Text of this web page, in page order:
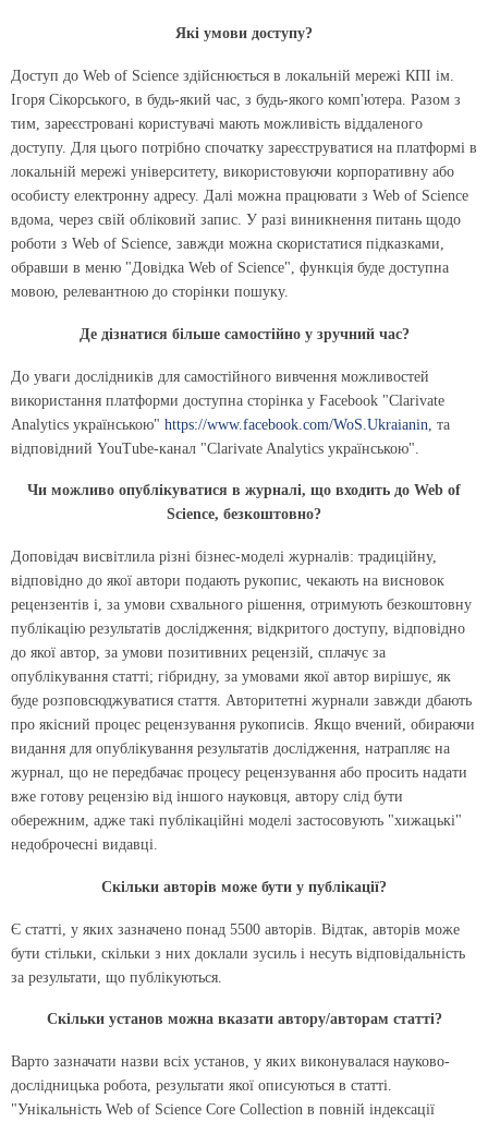
Які умови доступу?
Доступ до Web of Science здійснюється в локальній мережі КПІ ім.
Ігоря Сікорського, в будь-який час, з будь-якого комп'ютера. Разом з
тим, зареєстровані користувачі мають можливість віддаленого
доступу. Для цього потрібно спочатку зареєструватися на платформі в
локальній мережі університету, використовуючи корпоративну або
особисту електронну адресу. Далі можна працювати з Web of Science
вдома, через свій обліковий запис. У разі виникнення питань щодо
роботи з Web of Science, завжди можна скористатися підказками,
обравши в меню "Довідка Web of Science", функція буде доступна
мовою, релевантною до сторінки пошуку.
Де дізнатися більше самостійно у зручний час?
До уваги дослідників для самостійного вивчення можливостей
використання платформи доступна сторінка у Facebook "Clarivate
Analytics українською" https://www.facebook.com/WoS.Ukraianin та
відповідний YouTube-канал "Clarivate Analytics українською".
Чи можливо опублікуватися в журналі, що входить до Web of
Science, безкоштовно?
Доповідач висвітлила різні бізнес-моделі журналів: традиційну,
відповідно до якої автори подають рукопис, чекають на висновок
рецензентів і, за умови схвального рішення, отримують безкоштовну
публікацію результатів дослідження; відкритого доступу, відповідно
до якої автор, за умови позитивних рецензій, сплачує за
опублікування статті; гібридну, за умовами якої автор вирішує, як
буде розповсюджуватися стаття. Авторитетні журнали завжди дбають
про якісний процес рецензування рукописів. Якщо вчений, обираючи
видання для опублікування результатів дослідження, натрапляє на
журнал, що не передбачає процесу рецензування або просить надати
вже готову рецензію від іншого науковця, автору слід бути
обережним, адже такі публікаційні моделі застосовують "хижацькі"
недоброчесні видавці.
Скільки авторів може бути у публікації?
Є статті, у яких зазначено понад 5500 авторів. Відтак, авторів може
бути стільки, скільки з них доклали зусиль і несуть відповідальність
за результати, що публікуються.
Скільки установ можна вказати автору/авторам статті?
Варто зазначати назви всіх установ, у яких виконувалася науково-
дослідницька робота, результати якої описуються в статті.
"Унікальність Web of Science Core Collection в повній індексації